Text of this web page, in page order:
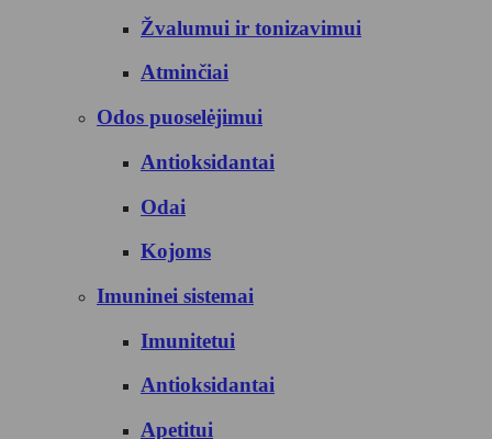
Žvalumui ir tonizavimui
Atminčiai
Odos puoselėjimui
Antioksidantai
Odai
Kojoms
Imuninei sistemai
Imunitetui
Antioksidantai
Apetitui